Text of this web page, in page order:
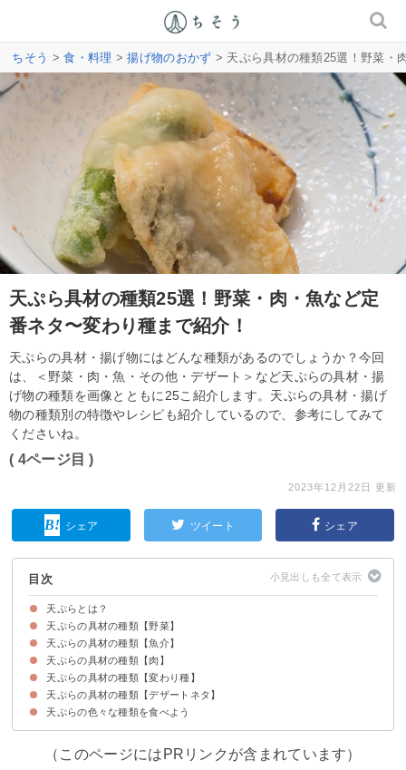
ちそう >食・料理 >揚げ物のおかず > 天ぷら具材の種類25選！野菜・
天ぷら具材の種類25選！野菜・肉・魚など定
番ネタ〜変わり種まで紹介！
天ぷらの具材・揚げ物にはどんな種類があるのでしょうか？今回
は、＜野菜・肉・魚・その他・デザート＞など天ぷらの具材・揚
げ物の種類を画像とともに25こ紹介します。天ぷらの具材・揚げ
物の種類別の特徴やレシピも紹介しているので、参考にしてみて
くださいね。
( 4ページ目 )
2023年12月22日 更新
シェア ツイート シェア
目次
天ぷらとは？
天ぷらのカロリー・糖質
天ぷらの具材の種類【野菜】
①”ふきのとう”
②”なす”
③”まいたけ”
④”しそ”
⑤”しいたけ”
⑥”さつまいも”
⑦”にんじん”
⑧”ししとう”
天ぷらの具材の種類【魚介】
⑨”きす”
⑩”えび”
⑪”白子”
⑫”ほたて”
天ぷらの具材の種類【肉】
⑬”ウインナー/ソーセージ”
⑭”豚バラ”
⑮”ささみ”
⑯”鶏むね肉”
天ぷらの具材の種類【変わり種】
⑰”カニカマ”
⑱”ミニトマト”
⑲”まんじゅう”
⑳”アボカド”
㉑”納豆”
㉒”干し柿”
天ぷらの具材の種類【デザートネタ】
㉓”アイスクリーム”
㉔”バナナ”
㉕”りんご”
天ぷらの色々な種類を食べよう
（このページにはPRリンクが含まれています）